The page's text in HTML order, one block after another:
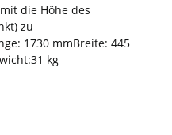
die Höhe des
zu
1730 mmBreite: 445
kg